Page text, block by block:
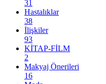
31
Hastalıklar
38
İlişkiler
93
KİTAP-FİLM
2
Makyaj Önerileri
16